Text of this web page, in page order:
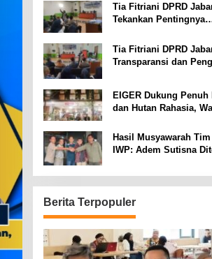
Jabar
Tia Fitriani DPRD
Tekankan Pentingnya
Perkuat Kader
Kabupaten Bandung
Tia Fitriani DPRD
Transparansi dan
EIGER Dukung Penuh
dan Hutan Rahasia,
Hasil Musyawarah
IWP: Adem Sutisna
Periode 2026–2028
Berita Terpopuler